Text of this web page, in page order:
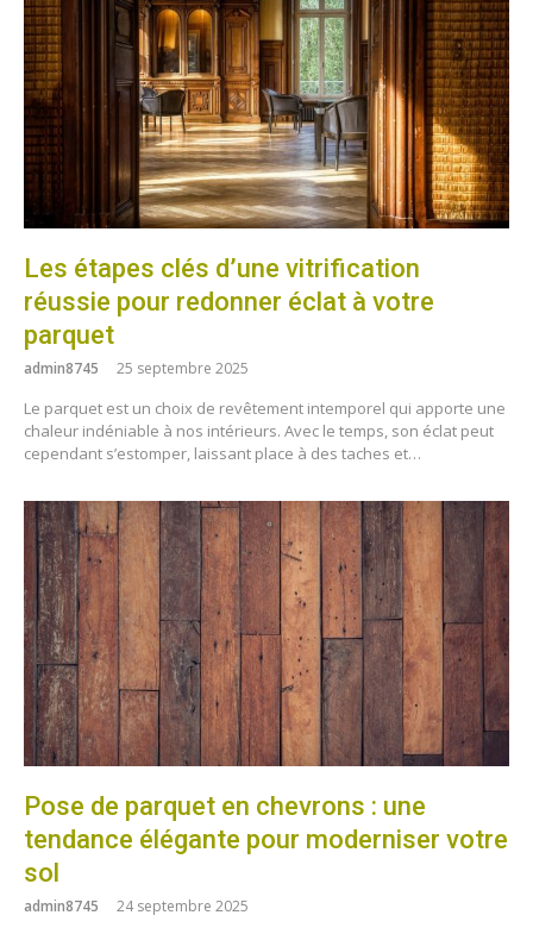
Les étapes clés d’une vitrification
réussie pour redonner éclat à votre
parquet
admin8745 25 septembre 2025
Le parquet est un choix de revêtement intemporel qui apporte une
chaleur indéniable à nos intérieurs. Avec le temps, son éclat peut
cependant s’estomper, laissant place à des taches et…
Pose de parquet en chevrons : une
tendance élégante pour moderniser votre
sol
admin8745 24 septembre 2025